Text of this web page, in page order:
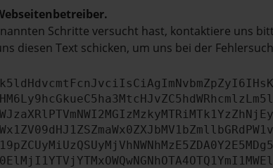
Schritte versucht hast, kontaktiere uns
diesen Text schicken, um uns bei der